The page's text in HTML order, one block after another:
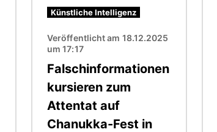
Künstliche Intelligenz
Veröffentlicht am 18.12.2025
um 17:17
Falschinformationen
kursieren zum
Attentat auf
Chanukka-Fest in